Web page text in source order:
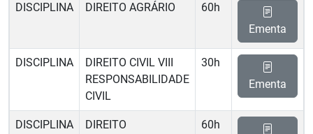
DISCIPLINA DIREITO AGRÁRIO
60h
Ementa
DISCIPLINA
DIREITO CIVIL VIII 
RESPONSABILIDADE
CIVIL
30h
Ementa
DISCIPLINA
DIREITO
60h